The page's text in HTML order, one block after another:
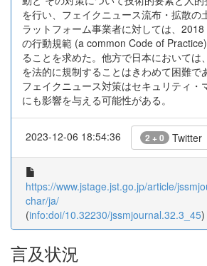
を行い、フェイクニュース流布・拡散の
ラットフォーム事業者に対しては、
の行動規範 (a common Code of
ることを求めた。他方で日本においては
を法的に規制することはきわめて困難で
フェイクニュース対策はセキュリティ・
にも影響を与える可能性がある。
2023-12-06 18:54:36 2 + 0 Twitter
https://www.jstage.jst.go.jp/article/
char/ja/
(info:doi/10.32230/jssmjournal.32.3_45)
言及状況